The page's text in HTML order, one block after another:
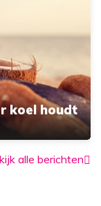
koel houdt
alle berichten